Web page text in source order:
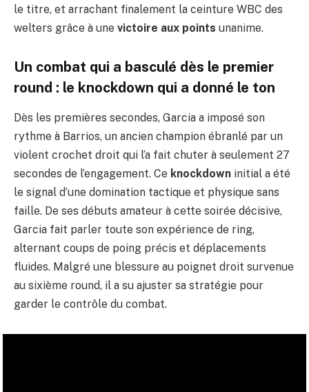
le titre, et arrachant finalement la ceinture WBC des
welters grâce à une victoire aux points unanime.
Un combat qui a basculé dès le premier
round : le knockdown qui a donné le ton
Dès les premières secondes, Garcia a imposé son
rythme à Barrios, un ancien champion ébranlé par un
violent crochet droit qui l’a fait chuter à seulement 27
secondes de l’engagement. Ce knockdown initial a été
le signal d’une domination tactique et physique sans
faille. De ses débuts amateur à cette soirée décisive,
Garcia fait parler toute son expérience de ring,
alternant coups de poing précis et déplacements
fluides. Malgré une blessure au poignet droit survenue
au sixième round, il a su ajuster sa stratégie pour
garder le contrôle du combat.